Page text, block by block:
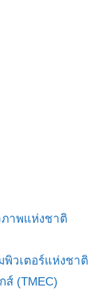
าพแห่งชาติ
พิวเตอร์แห่งชาติ
ส์ (TMEC)